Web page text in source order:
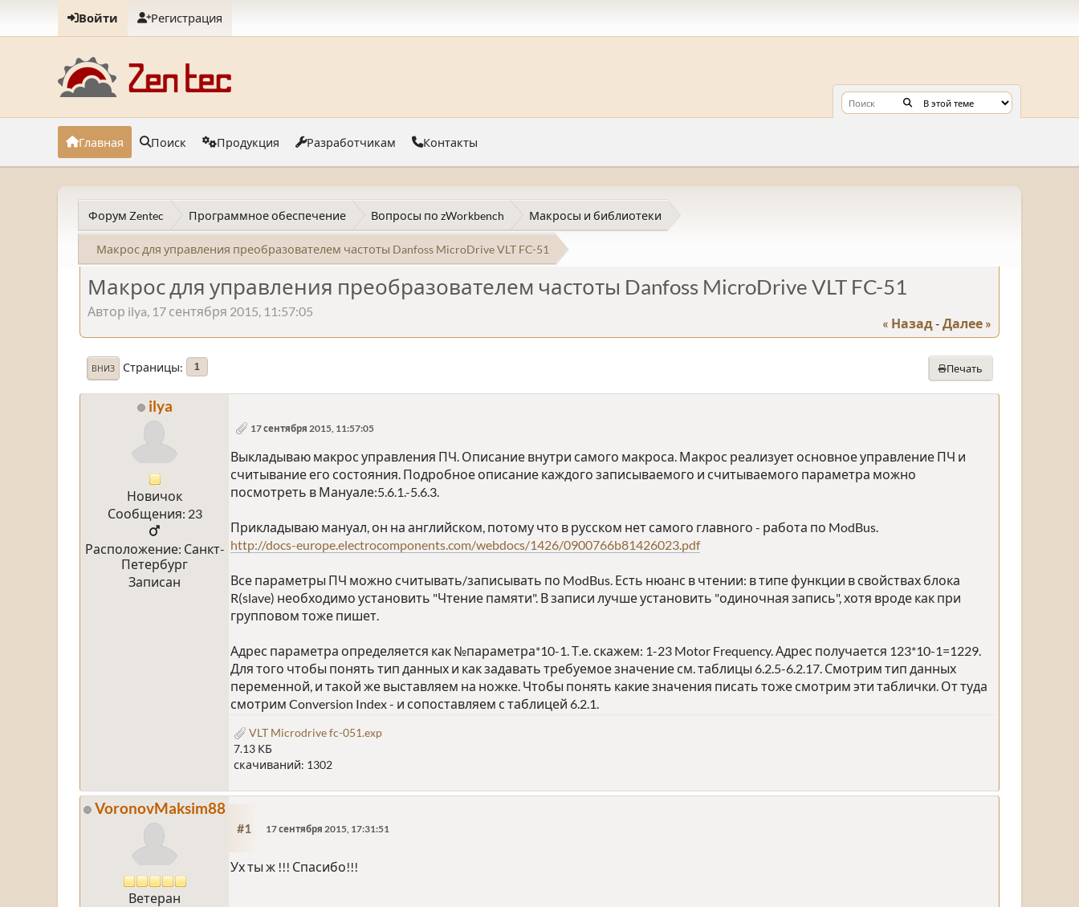
Войти Регистрация
Главная Поиск Продукция Разработчикам Контакты
Форум Zentec Программное обеспечение Вопросы по zWorkbench Макросы и библиотеки
Макрос для управления преобразователем частоты Danfoss MicroDrive VLT FC-51
Макрос для управления преобразователем частоты Danfoss MicroDrive VLT FC-51
Автор ilya, 17 сентября 2015, 11:57:05
« Назад - Далее »
Печать
ВНИЗ Страницы 1
ilya
Новичок
Сообщения: 23
Расположение: Санкт-
Петербург
Записан
17 сентября 2015, 11:57:05
Выкладываю макрос управления ПЧ. Описание внутри самого макроса. Макрос реализует основное управление ПЧ и
считывание его состояния. Подробное описание каждого записываемого и считываемого параметра можно
посмотреть в Мануале:5.6.1.-5.6.3.
Прикладываю мануал, он на английском, потому что в русском нет самого главного - работа по ModBus.
http://docs-europe.electrocomponents.com/webdocs/1426/0900766b81426023.pdf
Все параметры ПЧ можно считывать/записывать по ModBus. Есть нюанс в чтении: в типе функции в свойствах блока
R(slave) необходимо установить "Чтение памяти". В записи лучше установить "одиночная запись", хотя вроде как при
групповом тоже пишет.
Адрес параметра определяется как №параметра*10-1. Т.е. скажем: 1-23 Motor Frequency. Адрес получается 123*10-1=1229.
Для того чтобы понять тип данных и как задавать требуемое значение см. таблицы 6.2.5-6.2.17. Смотрим тип данных
переменной, и такой же выставляем на ножке. Чтобы понять какие значения писать тоже смотрим эти таблички. От туда
смотрим Conversion Index - и сопоставляем с таблицей 6.2.1.
VLT Microdrive fc-051.exp
7.13 КБ
скачиваний: 1302
VoronovMaksim88
Ветеран
#1 17 сентября 2015, 17:31:51
Ух ты ж !!! Спасибо!!!